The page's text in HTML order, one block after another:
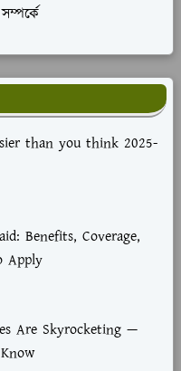
than you think 2025-
Benefits, Coverage,
Apply
Are Skyrocketing —